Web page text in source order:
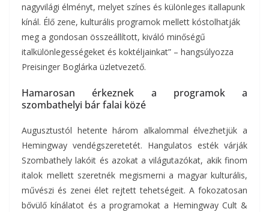
nagyvilági élményt, melyet színes és különleges itallapunk
kínál. Élő zene, kulturális programok mellett kóstolhatják
meg a gondosan összeállított, kiváló minőségű
italkülönlegességeket és koktéljainkat” – hangsúlyozza
Preisinger Boglárka üzletvezető.
Hamarosan érkeznek a programok a
szombathelyi bár falai közé
Augusztustól hetente három alkalommal élvezhetjük a
Hemingway vendégszeretetét. Hangulatos esték várják
Szombathely lakóit és azokat a világutazókat, akik finom
italok mellett szeretnék megismerni a magyar kulturális,
művészi és zenei élet rejtett tehetségeit. A fokozatosan
bővülő kínálatot és a programokat a Hemingway Cult &